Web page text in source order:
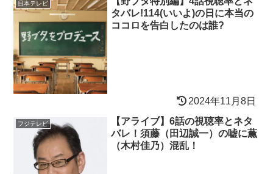
日本テレビ
タバレ!114(いいよ)の日に本当の
ココロを告白したのは誰?
2024年11月8日
フジテレビ
【アライブ】6話の視聴率とネタ
バレ！須藤（田辺誠一）の嘘に薫
（木村佳乃）混乱！